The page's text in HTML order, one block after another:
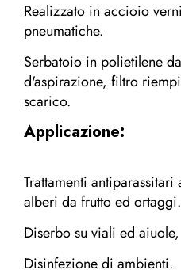
Realizzato in accioio
pneumatiche.
Serbatoio in polietilene
d'aspirazione, filtro
scarico.
Applicazione:
Trattamenti
alberi da frutto ed ortaggi.
Diserbo su viali ed
Disinfezione di ambienti.